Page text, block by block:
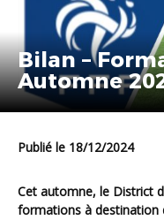
Bilan –
Automne
Publié le 18/12/2024
Cet automne, le District de Savoie de Football proposait 2
formations à destination